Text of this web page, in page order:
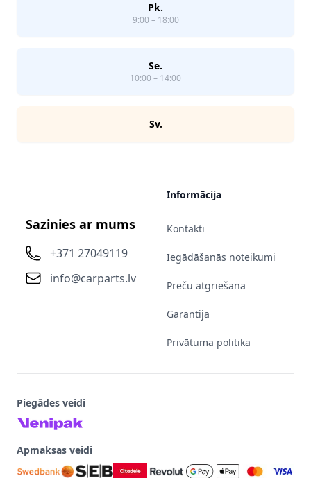
Pk.
9:00 – 18:00
Se.
10:00 – 14:00
Sv.
Sazinies ar mums
+371 27049119
info@carparts.lv
Informācija
Kontakti
Iegādāšanās noteikumi
Preču atgriešana
Garantija
Privātuma politika
Piegādes veidi
Apmaksas veidi